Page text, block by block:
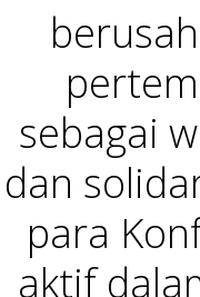
sebagai
dan
para
aktif